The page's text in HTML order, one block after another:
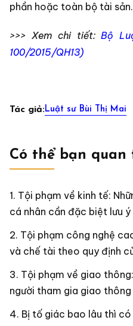
phần hoặc toàn bộ tài sản.
>>> Xem chi tiết: Bộ
100/2015/QH13)
Tác giả:Luật sư Bùi Thị Mai
Có thể bạn quan
Tội phạm về kinh tế:
cá nhân cần đặc biệt lưu ý
Tội phạm công nghệ
và chế tài theo quy định
Tội phạm về giao
người tham gia giao
Bị tố giác bao lâu thì